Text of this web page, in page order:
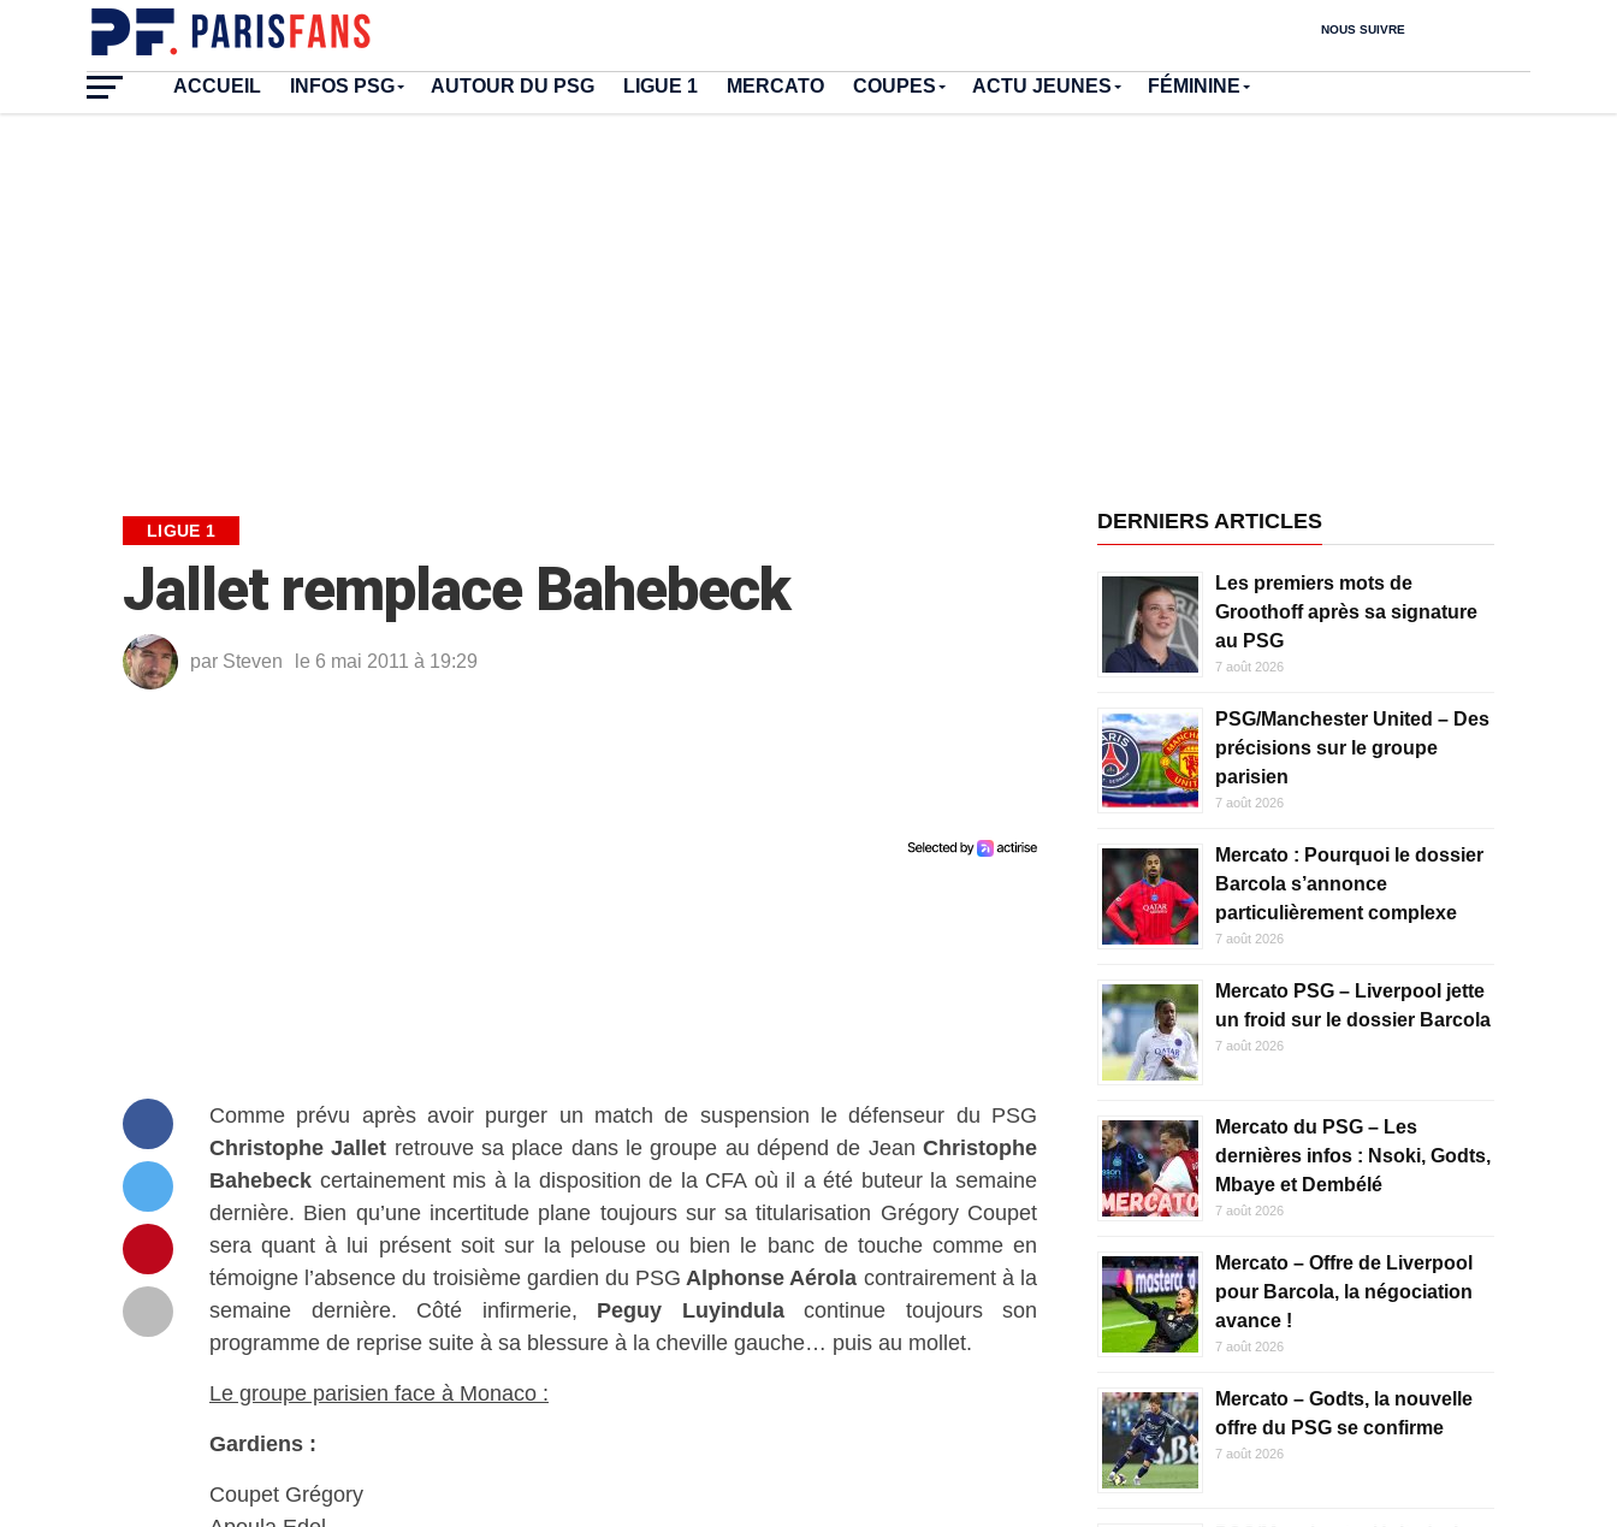
NOUS SUIVRE
ACCUEIL INFOS PSG AUTOUR DU PSG LIGUE 1 MERCATO COUPES ACTU JEUNES FÉMININE
LIGUE 1
Jallet remplace Bahebeck
par Steven le 6 mai 2011 à 19:29
Comme prévu après avoir purger un match de suspension le défenseur du PSG
Christophe Jallet retrouve sa place dans le groupe au dépend de JeanChristophe
Bahebeck certainement mis à la disposition de la CFA où il a été buteur la semaine
dernière. Bien qu’une incertitude plane toujours sur sa titularisation Grégory Coupet
sera quant à lui présent soit sur la pelouse ou bien le banc de touche comme en
témoigne l’absence du troisième gardien du PSG Alphonse Aérola contrairement à la
semaine dernière. Côté infirmerie, Peguy Luyindulacontinue toujours son
programme de reprise suite à sa blessure à la cheville gauche… puis au mollet.
Le groupe parisien face à Monaco :
Gardiens :
Coupet Grégory
DERNIERS ARTICLES
Les premiers mots de
Groothoff après sa signature
au PSG
7 août 2026
PSG/Manchester United – Des
précisions sur le groupe
parisien
7 août 2026
Mercato : Pourquoi le dossier
Barcola s’annonce
particulièrement complexe
7 août 2026
Mercato PSG – Liverpool jette
un froid sur le dossier Barcola
7 août 2026
Mercato du PSG – Les
dernières infos : Nsoki, Godts,
Mbaye et Dembélé
7 août 2026
Mercato – Offre de Liverpool
pour Barcola, la négociation
avance !
7 août 2026
Mercato – Godts, la nouvelle
offre du PSG se confirme
7 août 2026